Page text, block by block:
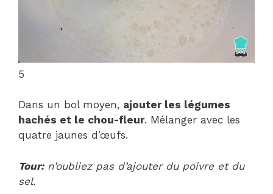
5
Dans un bol moyen, ajouter les légumes
hachés et le chou-fleur. Mélanger avec les
quatre jaunes d’œufs.
Tour:n’oubliez pas d’ajouter du poivre et du
sel.